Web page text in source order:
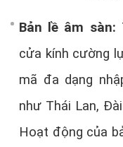
Bản lề âm sàn:
cửa kính cường
mã đa dạng
như Thái Lan,
Hoạt động của